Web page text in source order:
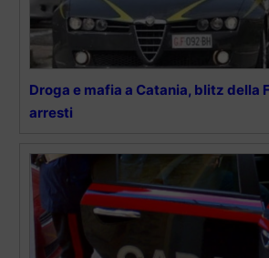
Droga e mafia a Catania, blitz della
arresti